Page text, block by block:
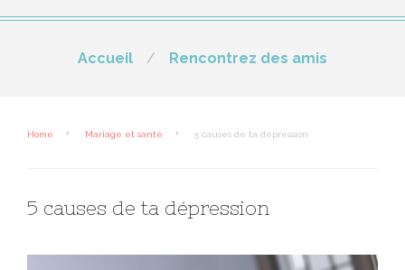
Accueil Rencontrez des amis
Home Mariage et santé 5 causes de ta dépression
5 causes de ta dépression